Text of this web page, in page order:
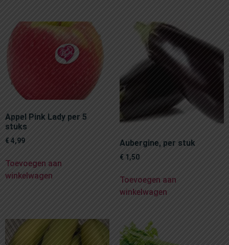
Appel Pink Lady per 5
stuks
€ 4,99
Toevoegen aan
winkelwagen
Aubergine, per stuk
€ 1,50
Toevoegen aan
winkelwagen